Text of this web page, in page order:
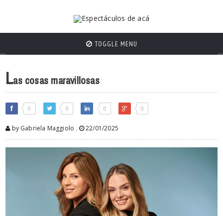
TOGGLE MENU
Las cosas maravillosas
0 0 0 0
by Gabriela Maggiolo , 22/01/2025